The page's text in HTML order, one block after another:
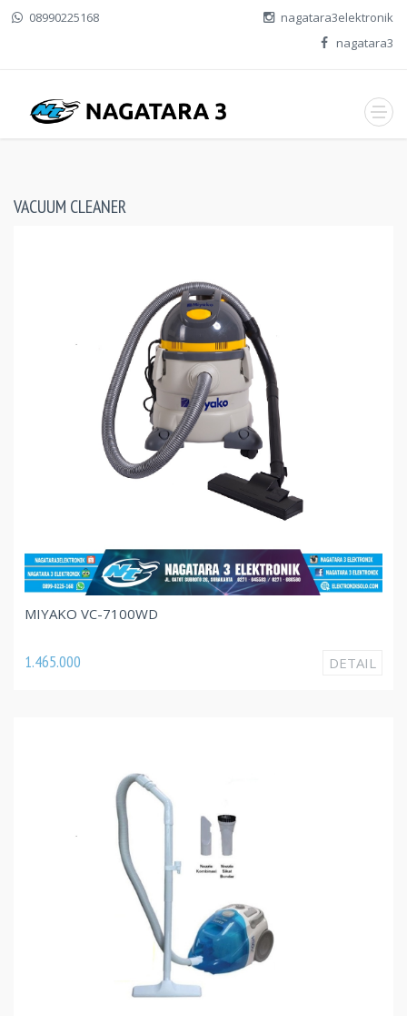
08990225168
nagatara3elektronik
nagatara3
VACUUM CLEANER
MIYAKO VC-7100WD
1.465.000 DETAIL